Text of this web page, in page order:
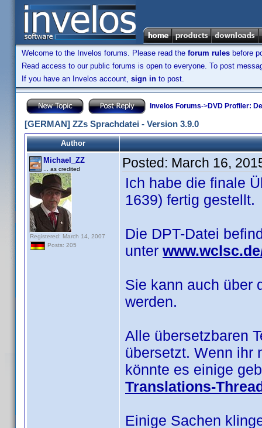
Welcome to the Invelos forums. Please read the forum rules before
Read access to our public forums is open to everyone. To post
If you have an Invelos account, sign in to post.
Invelos Forums->DVD Profiler:
[GERMAN] ZZs Sprachdatei - Version 3.9.0
Author
Michael_ZZ
... as credited
Registered: March 14, 2007
Posts: 205
Posted: March 16,
Ich habe die finale
1639) fertig gestellt.
Die DPT-Datei
unter
Sie kann auch über
werden.
Alle übersetzbaren
übersetzt. Wenn ihr
könnte es einige
Translations-
Einige Sachen